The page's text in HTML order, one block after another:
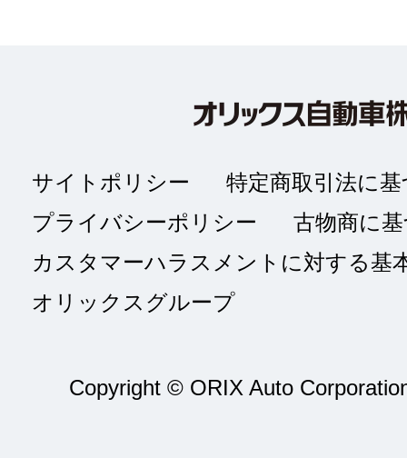
サイトポリシー
特定商取引法に
プライバシーポリシー
古物商に
カスタマーハラスメントに対する基
オリックスグループ
Copyright © ORIX Auto